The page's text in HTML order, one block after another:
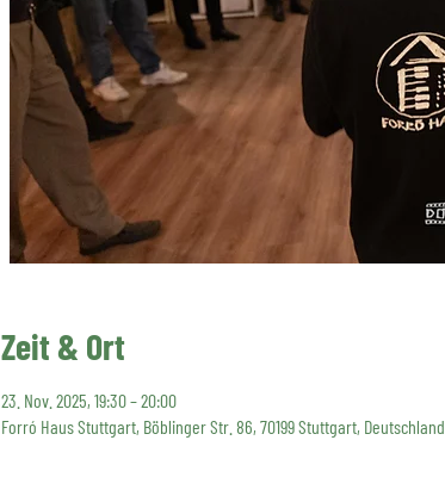
Zeit & Ort
23. Nov. 2025, 19:30 – 20:00
Forró Haus Stuttgart, Böblinger Str. 86, 70199 Stuttgart, Deutschland